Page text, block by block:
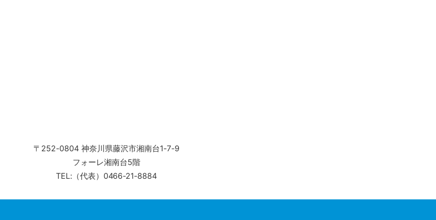
〒252-0804 神奈川県藤沢市湘南台1-7-9
フォーレ湘南台5階
TEL:（代表）0466-21-8884